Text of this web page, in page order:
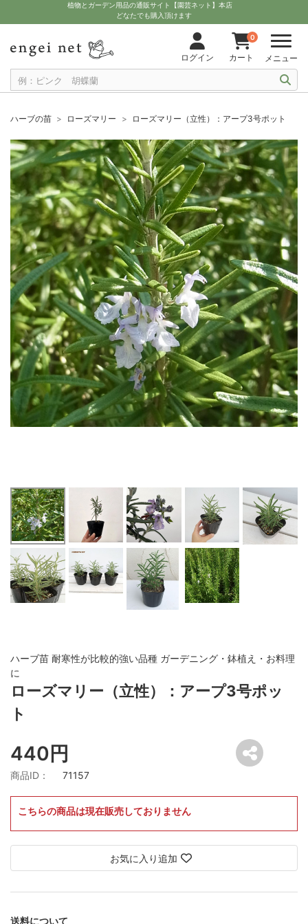
植物とガーデン用品の通販サイト【園芸ネット】本店
どなたでも購入頂けます
ログイン
0
カート メニュー
ハーブの苗 ローズマリー ローズマリー（立性）：アープ3号ポット
ハーブ苗 耐寒性が比較的強い品種 ガーデニング・鉢植え・お料理
に
ローズマリー（立性）：アープ3号ポッ
ト
440円
商品ID： 71157
こちらの商品は現在販売しておりません
お気に入り追加
送料について